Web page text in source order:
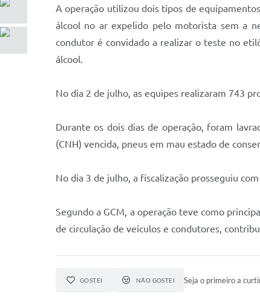
A operação utilizou dois tipos de
álcool no ar expelido pelo motorista sem a
condutor é convidado a realizar o teste no
álcool.
No dia 2 de julho, as equipes realizaram 743
Durante os dois dias de operação, foram
(CNH) vencida, pneus em mau estado de
No dia 3 de julho, a fiscalização prosseguiu
Segundo a GCM, a operação teve como
de circulação de veículos e condutores,
GOSTEI NÃO GOSTEI Seja o primeiro a